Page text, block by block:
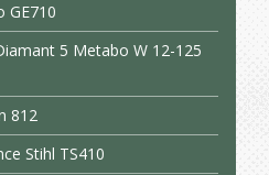
GE710
5 Metabo W 12-125
812
Stihl TS410